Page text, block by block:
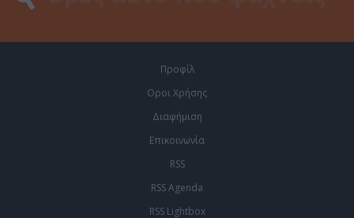
Προφίλ
Οροι Χρήσης
Διαφήμιση
Επικοινωνία
RSS
RSS Agenda
RSS Lightbox